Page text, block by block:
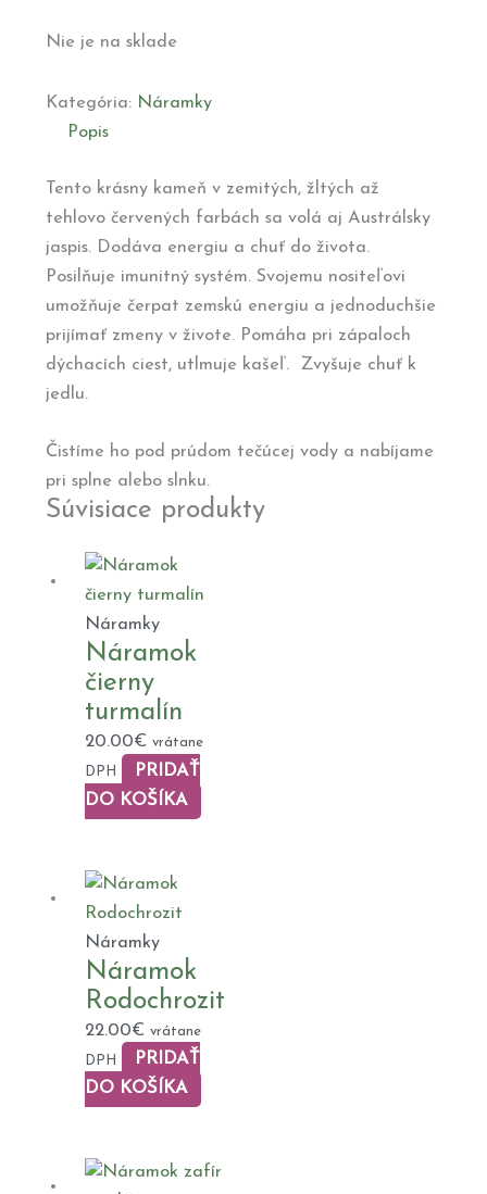
Nie je na sklade
Kategória: Náramky
Popis
Tento krásny kameň v zemitých, žltých až
tehlovo červených farbách sa volá aj Austrálsky
jaspis. Dodáva energiu a chuť do života.
Posilňuje imunitný systém. Svojemu nositeľovi
umožňuje čerpat zemskú energiu a jednoduchšie
prijímať zmeny v živote. Pomáha pri zápaloch
dýchacích ciest, utlmuje kašeľ. Zvyšuje chuť k
jedlu.
Čistíme ho pod prúdom tečúcej vody a nabíjame
pri splne alebo slnku.
Súvisiace produkty
Náramky
Náramok
čierny
turmalín
20.00€ vrátane
DPH
PRIDAŤ
DO KOŠÍKA
Náramky
Náramok
Rodochrozit
22.00€ vrátane
DPH
PRIDAŤ
DO KOŠÍKA